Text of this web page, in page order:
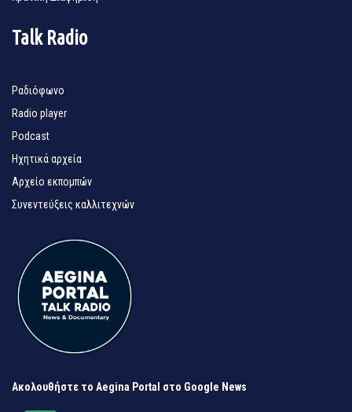
Talk Radio
Ραδιόφωνο
Radio player
Podcast
Ηχητικά αρχεία
Αρχείο εκπομπών
Συνεντεύξεις καλλιτεχνών
Ακολουθήστε το Aegina Portal στο Google News